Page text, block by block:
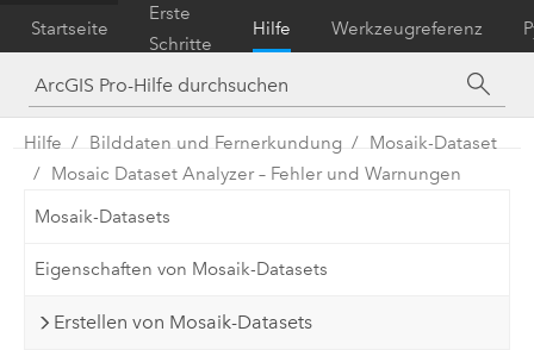
Startseite
Erste
Schritte
Hilfe Werkzeugreferenz
Hilfe Bilddaten und Fernerkundung
Mosaik-Dataset
Mosaic Dataset Analyzer – Fehler und Warnungen
Mosaik-Datasets
Eigenschaften von Mosaik-Datasets
Erstellen von Mosaik-Datasets